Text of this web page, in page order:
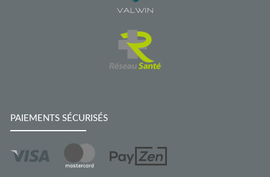
PAIEMENTS SÉCURISÉS